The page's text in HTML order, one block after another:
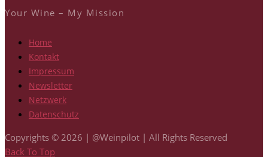
Your Wine – My Mission
Home
Kontakt
Impressum
Newsletter
Netzwerk
Datenschutz
Copyrights © 2026 | @Weinpilot | All Rights Reserved
Back To Top